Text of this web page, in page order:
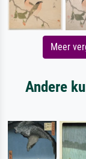
Meer
Andere